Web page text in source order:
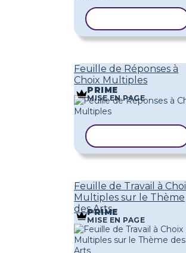
Feuille de Réponses à
Choix Multiples
PRIME
MISE EN PAGE
Feuille de Travail à
Multiples sur le Thème
des Arts
PRIME
MISE EN PAGE